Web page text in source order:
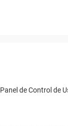
de Control de